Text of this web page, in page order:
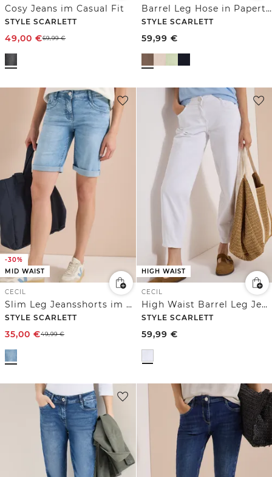
Cosy Jeans im Casual Fit
STYLE SCARLETT
49,00 €69,99€
Barrel Leg Hose in Papertouch Qualität
STYLE SCARLETT
59,99 €
-30%
MID WAIST
CECIL
Slim Leg Jeansshorts im Casual Fit
STYLE SCARLETT
35,00 €49,99€
HIGH WAIST
CECIL
High Waist Barrel Leg Jeans im Loose Fit
STYLE SCARLETT
59,99 €